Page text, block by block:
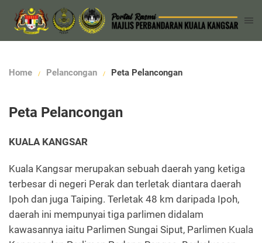
Home Pelancongan Peta Pelancongan
Peta Pelancongan
KUALA KANGSAR
Kuala Kangsar merupakan sebuah daerah yang ketiga
terbesar di negeri Perak dan terletak diantara daerah
Ipoh dan juga Taiping. Terletak 48 km daripada Ipoh,
daerah ini mempunyai tiga parlimen didalam
kawasannya iaitu Parlimen Sungai Siput, Parlimen Kuala